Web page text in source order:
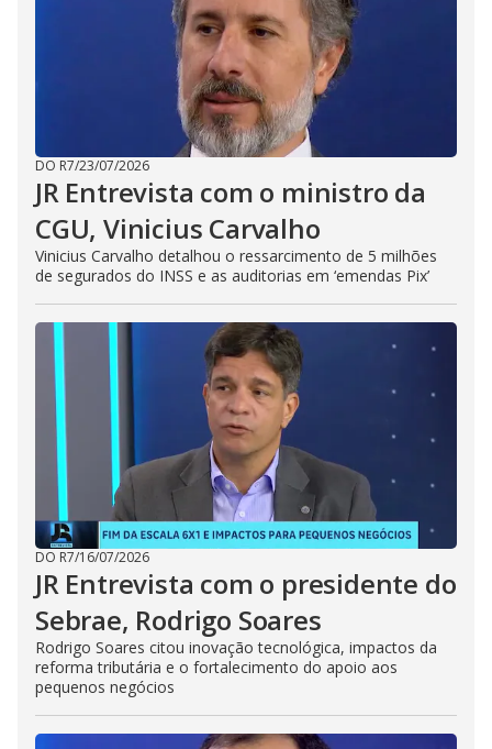
DO R7/23/07/2026
JR Entrevista com o ministro da
CGU, Vinicius Carvalho
Vinicius Carvalho detalhou o ressarcimento de 5 milhões
de segurados do INSS e as auditorias em ‘emendas Pix’
DO R7/16/07/2026
JR Entrevista com o presidente do
Sebrae, Rodrigo Soares
Rodrigo Soares citou inovação tecnológica, impactos da
reforma tributária e o fortalecimento do apoio aos
pequenos negócios